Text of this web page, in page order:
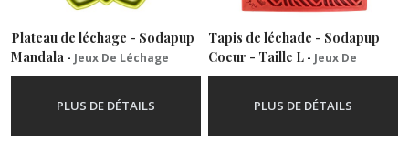
Plateau de léchage - Sodapup
Mandala - Jeux De Léchage
PLUS DE DÉTAILS
Tapis de léchade - Sodapup
Coeur - Taille L - Jeux De
Léchage
PLUS DE DÉTAILS